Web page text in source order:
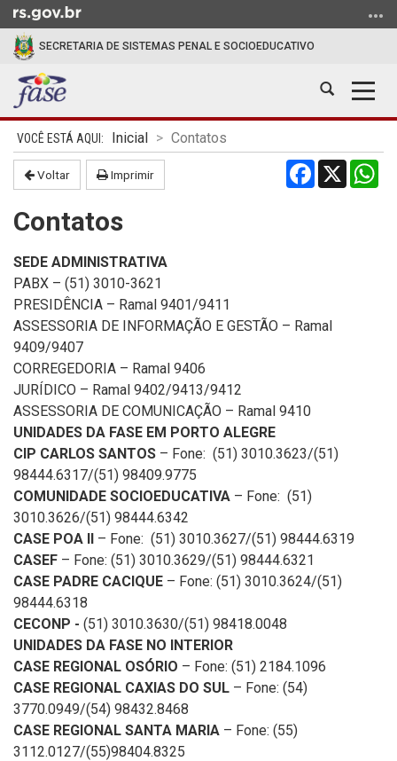
para
conteúdo
para
menu
SECRETARIA DE SISTEMAS PENAL E SOCIOEDUCATIVO
Abrir
Início
do
conteúdo
Inicial Contatos
Voltar Imprimir Facebook
X
Contatos
SEDE ADMINISTRATIVA
PABX – (51) 3010-3621
PRESIDÊNCIA – Ramal 9401/9411
ASSESSORIA DE INFORMAÇÃO E GESTÃO – Ramal
9409/9407
CORREGEDORIA – Ramal 9406
JURÍDICO – Ramal 9402/9413/9412
ASSESSORIA DE COMUNICAÇÃO – Ramal 9410
UNIDADES DA FASE EM PORTO ALEGRE
CIP CARLOS SANTOS – Fone: (51) 3010.3623/(51)
98444.6317/(51) 98409.9775
COMUNIDADE SOCIOEDUCATIVA – Fone: (51)
3010.3626/(51) 98444.6342
CASE POA II – Fone: (51) 3010.3627/(51) 98444.6319
CASEF – Fone: (51) 3010.3629/(51) 98444.6321
CASE PADRE CACIQUE – Fone: (51) 3010.3624/(51)
98444.6318
CECONP - (51) 3010.3630/(51) 98418.0048
UNIDADES DA FASE NO INTERIOR
CASE REGIONAL OSÓRIO – Fone: (51) 2184.1096
CASE REGIONAL CAXIAS DO SUL – Fone: (54)
3770.0949/(54) 98432.8468
CASE REGIONAL SANTA MARIA – Fone: (55)
3112.0127/(55)98404.8325